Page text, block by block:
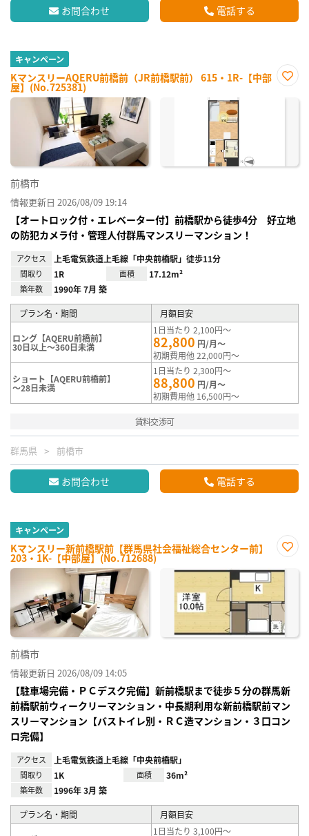
お問合わせ 電話する
キャンペーン
KマンスリーAQERU前橋前（JR前橋駅前） 615・1R-【中部
屋】(No.725381)
に入
前橋市
情報更新日 2026/08/09 19:14
【オートロック付・エレベーター付】前橋駅から徒歩4分 好立地
の防犯カメラ付・管理人付群馬マンスリーマンション！
アクセス 上毛電気鉄道上毛線「中央前橋駅」徒歩11分
間取り 1R 面積 17.12m²
築年数 1990年 7月 築
プラン名・期間 月額目安
ロング【AQERU前橋前】
30日以上～360日未満
1日当たり 2,100円～
82,800 円/月～
初期費用他 22,000円～
ショート【AQERU前橋前】
～28日未満
1日当たり 2,300円～
88,800 円/月～
初期費用他 16,500円～
賃料交渉可
群馬県 前橋市
お問合わせ 電話する
キャンペーン
Kマンスリー新前橋駅前【群馬県社会福祉総合センター前】
203・1K-【中部屋】(No.712688)
に入
前橋市
情報更新日 2026/08/09 14:05
【駐車場完備・ＰＣデスク完備】新前橋駅まで徒歩５分の群馬新
前橋駅前ウィークリーマンション・中長期利用な新前橋駅前マン
スリーマンション【バストイレ別・ＲＣ造マンション・３口コン
ロ完備】
アクセス 上毛電気鉄道上毛線「中央前橋駅」
間取り 1K 面積 36m²
築年数 1996年 3月 築
プラン名・期間 月額目安
1日当たり 3,100円～